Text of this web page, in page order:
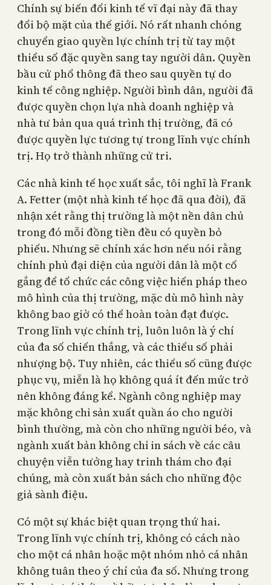
Chính sự biến đổi kinh tế vĩ đại này đã thay
đổi bộ mặt của thế giới. Nó rất nhanh chóng
chuyển giao quyền lực chính trị từ tay một
thiểu số đặc quyền sang tay người dân. Quyền
bầu cử phổ thông đã theo sau quyền tự do
kinh tế công nghiệp. Người bình dân, người đã
được quyền chọn lựa nhà doanh nghiệp và
nhà tư bản qua quá trình thị trường, đã có
được quyền lực tương tự trong lĩnh vực chính
trị. Họ trở thành những cử tri.
Các nhà kinh tế học xuất sắc, tôi nghĩ là Frank
A. Fetter (một nhà kinh tế học đã qua đời), đã
nhận xét rằng thị trường là một nền dân chủ
trong đó mỗi đồng tiền đều có quyền bỏ
phiếu. Nhưng sẽ chính xác hơn nếu nói rằng
chính phủ đại diện của người dân là một cố
gắng để tổ chức các công việc hiến pháp theo
mô hình của thị trường, mặc dù mô hình này
không bao giờ có thể hoàn toàn đạt được.
Trong lĩnh vực chính trị, luôn luôn là ý chí
của đa số chiến thắng, và các thiểu số phải
nhượng bộ. Tuy nhiên, các thiểu số cũng được
phục vụ, miễn là họ không quá ít đến mức trở
nên không đáng kể. Ngành công nghiệp may
mặc không chỉ sản xuất quần áo cho người
bình thường, mà còn cho những người béo, và
ngành xuất bản không chỉ in sách về các câu
chuyện viễn tưởng hay trinh thám cho đại
chúng, mà còn xuất bản sách cho những độc
giả sành điệu.
Có một sự khác biệt quan trọng thứ hai.
Trong lĩnh vực chính trị, không có cách nào
cho một cá nhân hoặc một nhóm nhỏ cá nhân
không tuân theo ý chí của đa số. Nhưng trong